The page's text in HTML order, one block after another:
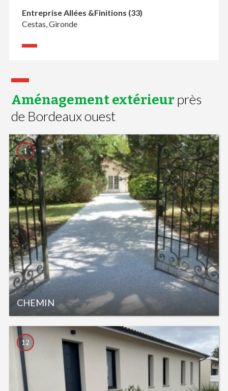
Entreprise Allées &Finitions (33)
Cestas, Gironde
Aménagement extérieur près
de Bordeaux ouest
CHEMIN
1
12